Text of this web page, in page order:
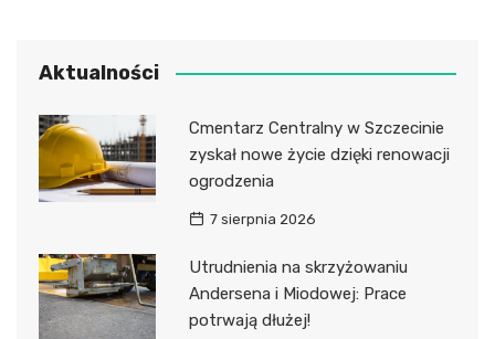
Aktualności
Cmentarz Centralny w Szczecinie
zyskał nowe życie dzięki renowacji
ogrodzenia
7 sierpnia 2026
Utrudnienia na skrzyżowaniu
Andersena i Miodowej: Prace
potrwają dłużej!